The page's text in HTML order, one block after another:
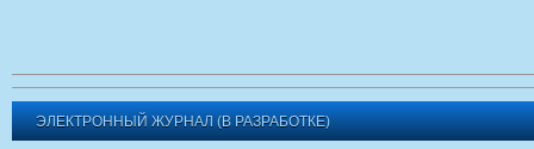
ЭЛЕКТРОННЫЙ ЖУРНАЛ (В РАЗРАБОТКЕ)